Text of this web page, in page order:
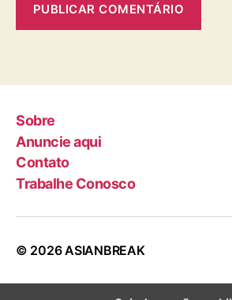
Sobre
Anuncie aqui
Contato
Trabalhe Conosco
© 2026ASIANBREAK